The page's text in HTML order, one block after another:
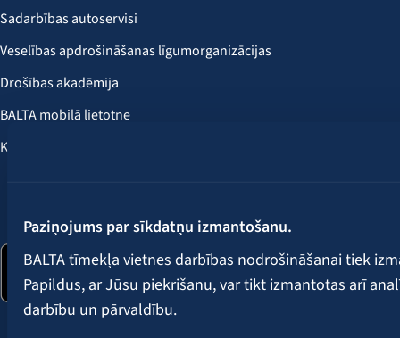
Paziņojums par sīkdatņu izmantošanu.
BALTA tīmekļa vietnes darbības nodrošināšanai tiek
Papildus, ar Jūsu piekrišanu, var tikt izmantotas arī
darbību un pārvaldību.
Sadarbības autoservisi
Veselības apdrošināšanas līgumorganizācijas
Drošības akadēmija
BALTA mobilā lietotne
Klientu labumi